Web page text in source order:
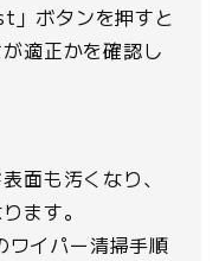
」ボタンを押すと
適正かを確認し
面も汚くなり、
ます。
イパー清掃手順